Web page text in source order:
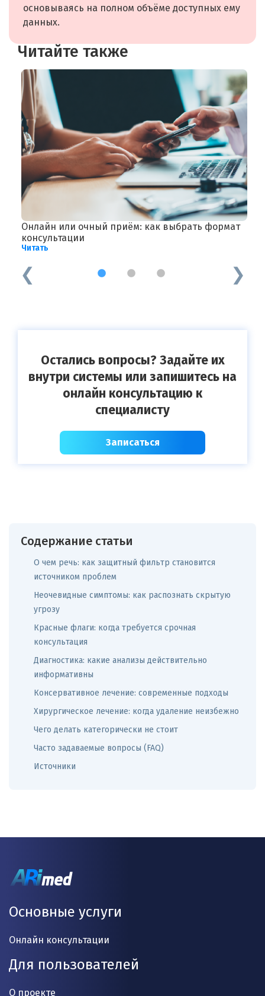
основываясь на полном объёме доступных ему
данных.
Читайте также
Онлайн или очный приём: как выбрать формат
консультации
Читать
1 2 3
Остались вопросы? Задайте их
внутри системы или запишитесь на
онлайн консультацию к
специалисту
Записаться
Содержание статьи
О чем речь: как защитный фильтр становится
источником проблем
Неочевидные симптомы: как распознать скрытую
угрозу
Красные флаги: когда требуется срочная
консультация
Диагностика: какие анализы действительно
информативны
Консервативное лечение: современные подходы
Хирургическое лечение: когда удаление неизбежно
Чего делать категорически не стоит
Часто задаваемые вопросы (FAQ)
Источники
Основные услуги
Онлайн консультации
Для пользователей
О проекте